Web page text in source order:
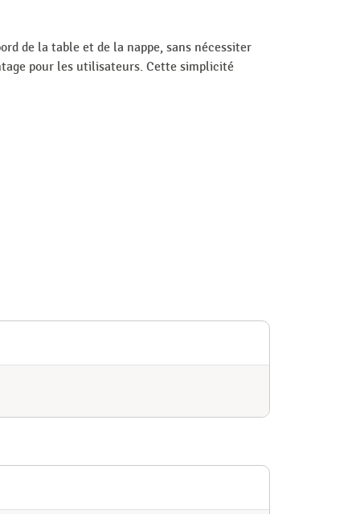
de la table et de la nappe, sans nécessiter
pour les utilisateurs. Cette simplicité